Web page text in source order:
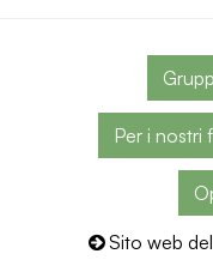
Per i nostri
Sito web